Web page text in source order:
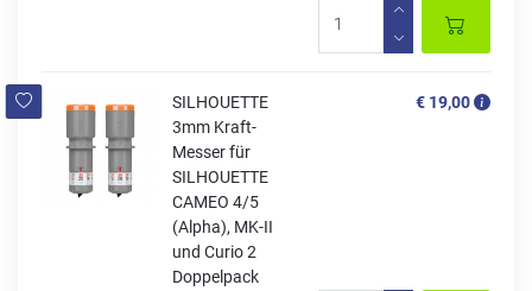
SILHOUETTE
3mm Kraft-
Messer für
SILHOUETTE
CAMEO 4/5
(Alpha), MK-II
und Curio 2
Doppelpack
€ 19,00